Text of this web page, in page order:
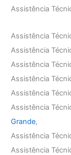
Assistência
Assistência
Assistência
Assistência
Assistência
Assistência
Assistência
Grande,
Assistência
Assistência